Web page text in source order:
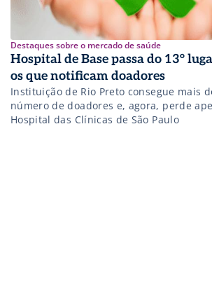
Destaques sobre o mercado de saúde
Hospital de Base passa do 13°
os que notificam doadores
Instituição de Rio Preto consegue mais
número de doadores e, agora, perde
Hospital das Clínicas de São Paulo